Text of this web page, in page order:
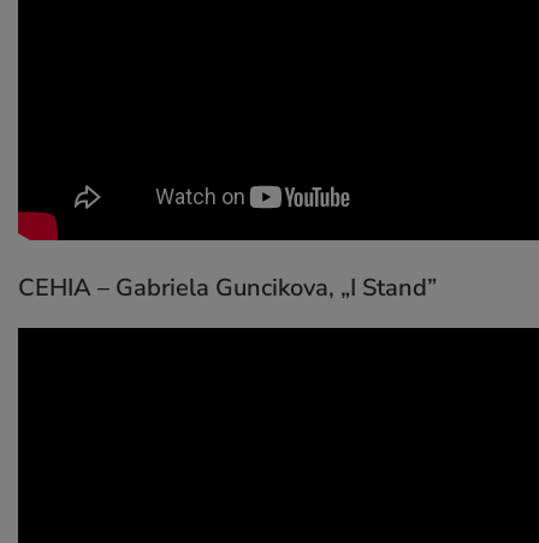
CEHIA – Gabriela Guncikova, „I Stand”